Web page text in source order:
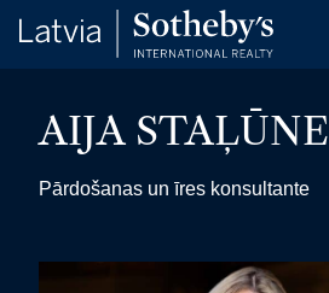
AIJA STAĻŪNE
Pārdošanas un īres konsultante